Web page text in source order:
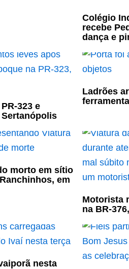
Colégio
recebe
dança e
323 e
Ladrões
morto em sítio
em
Motorista
na BR-
nesta